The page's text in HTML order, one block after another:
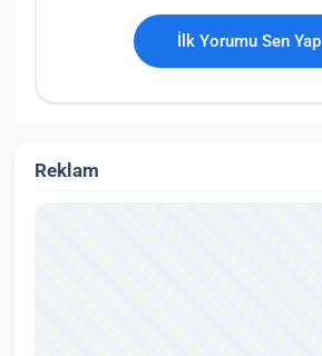
İlk Yorumu Sen Yap
Reklam